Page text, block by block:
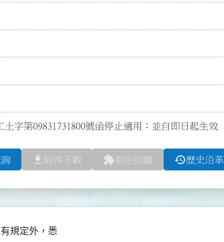
字第09831731800號函停止適用；並自即日起生效
file_download 附件下載 extension制定依據 history歷史沿革
規定外，悉